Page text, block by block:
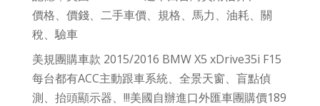
價格、價錢、二手車價、規格、馬力、油耗、關
稅、驗車
美規團購車款 2015/2016 BMW X5 xDrive35i F15
每台都有ACC主動跟車系統、全景天窗、盲點偵
測、抬頭顯示器、!!!美國自辦進口外匯車團購價189